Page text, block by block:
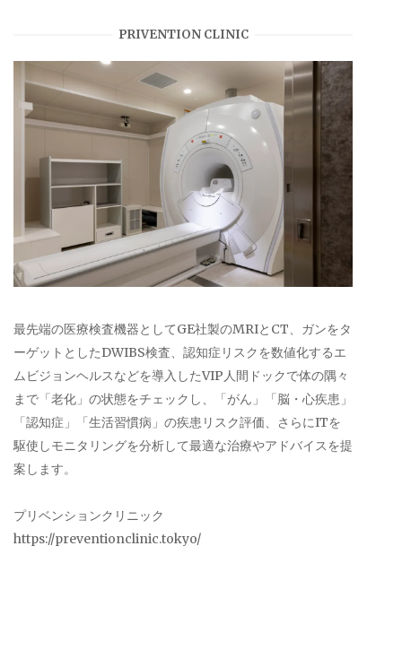
PRIVENTION CLINIC
最先端の医療検査機器としてGE社製のMRIとCT、ガンをタ
ーゲットとしたDWIBS検査、認知症リスクを数値化するエ
ムビジョンヘルスなどを導入したVIP人間ドックで体の隅々
まで「老化」の状態をチェックし、「がん」「脳・心疾患」
「認知症」「生活習慣病」の疾患リスク評価、さらにITを
駆使しモニタリングを分析して最適な治療やアドバイスを提
案します。
プリベンションクリニック
https://preventionclinic.tokyo/